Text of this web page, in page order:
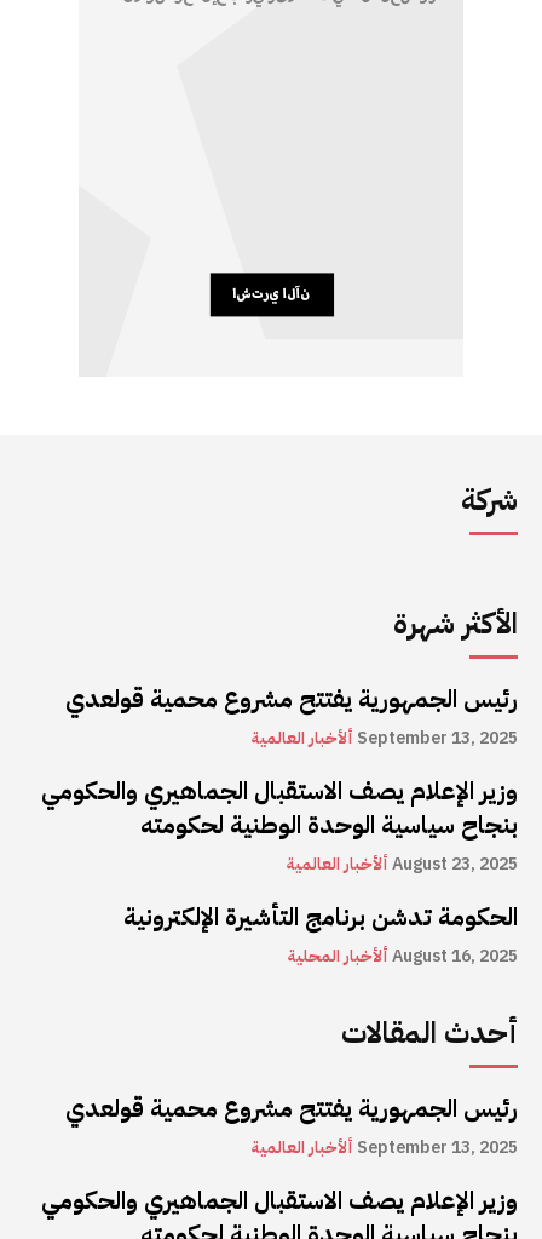
شركة
الأكثر شهرة
رئيس الجمهورية يفتتح مشروع محمية قولعدي
ألأخبار العالمية September 13, 2025
وزير الإعلام يصف الاستقبال الجماهيري والحكومي
بنجاح سياسية الوحدة الوطنية لحكومته
ألأخبار العالميةAugust 23, 2025
الحكومة تدشن برنامج التأشيرة الإلكترونية
ألأخبار المحليةAugust 16, 2025
أحدث المقالات
رئيس الجمهورية يفتتح مشروع محمية قولعدي
ألأخبار العالمية September 13, 2025
وزير الإعلام يصف الاستقبال الجماهيري والحكومي